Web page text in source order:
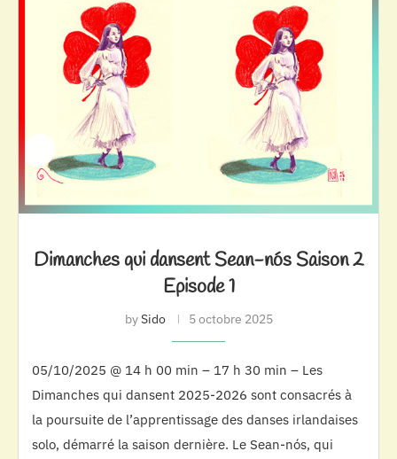
Dimanches qui dansent Sean-nós Saison 2
Episode 1
bySido 5 octobre 2025
05/10/2025 @ 14 h 00 min – 17 h 30 min – Les
Dimanches qui dansent 2025-2026 sont consacrés à
la poursuite de l’apprentissage des danses irlandaises
solo, démarré la saison dernière. Le Sean-nós, qui